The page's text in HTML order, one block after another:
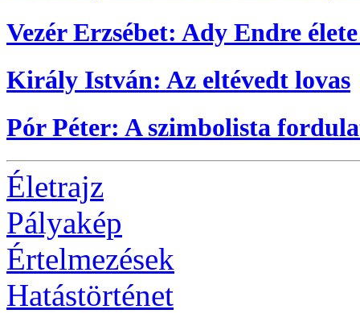
Vezér Erzsébet: Ady Endre
Király István: Az eltévedt lovas
Pór Péter: A szimbolista
Életrajz
Pályakép
Értelmezések
Hatástörténet